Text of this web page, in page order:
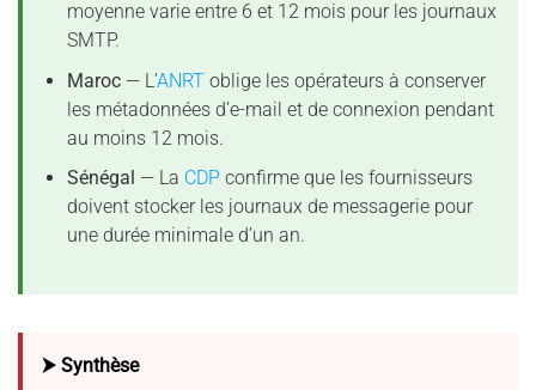
moyenne varie entre 6 et 12 mois pour les journaux
SMTP.
Maroc— L’ANRToblige les opérateurs à conserver
les métadonnées d’e-mail et de connexion pendant
au moins 12 mois.
Sénégal — La CDPconfirme que les fournisseurs
doivent stocker les journaux de messagerie pour
une durée minimale d’un an.
⮞ Synthèse